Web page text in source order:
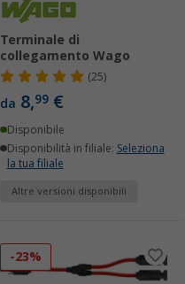
Terminale di
collegamento Wago
(25)
da 8,99 €
Disponibile
Disponibilità in filiale: Seleziona
la tua filiale
Altre versioni disponibili
-23%